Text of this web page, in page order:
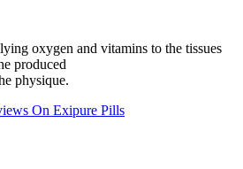
oxygen and vitamins to the tissues
produced
physique.
On Exipure Pills